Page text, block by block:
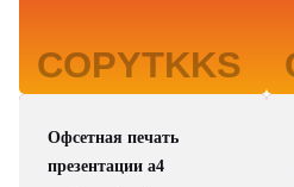
Офсетная печать
презентации а4